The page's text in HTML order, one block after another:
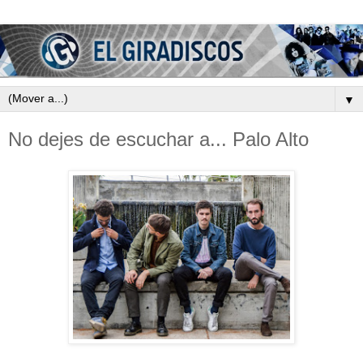
▼
No dejes de escuchar a... Palo Alto